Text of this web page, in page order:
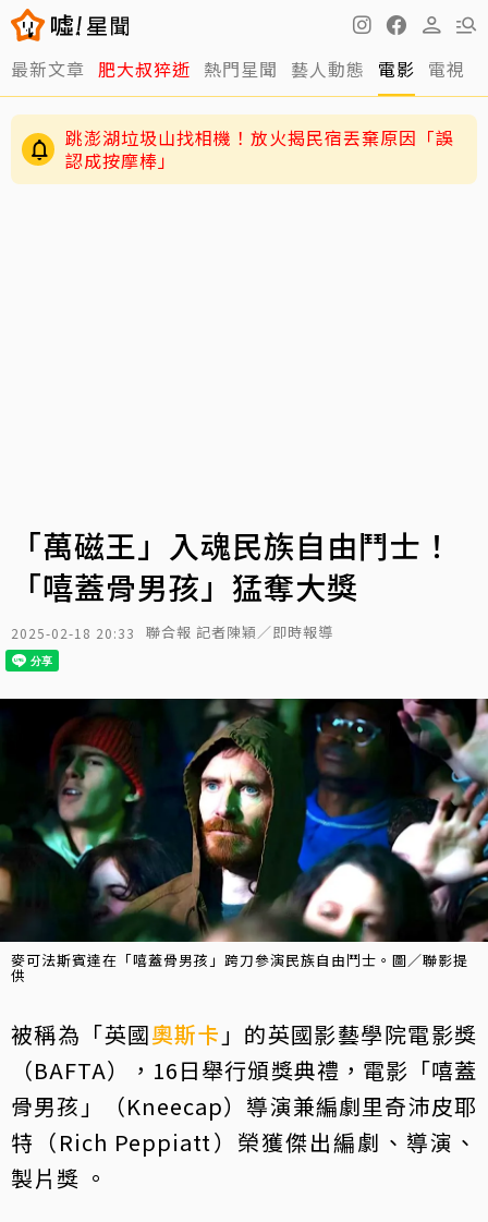
最新文章 肥大叔猝逝 熱門星聞 藝人動態 電影 電視
GD私下反差萌藏不住！霸總遇大聲公秒變乖兒
子、與法師合照掀網暴動
「萬磁王」入魂民族自由鬥士！
「嘻蓋骨男孩」猛奪大獎
2025-02-18 20:33 聯合報 記者陳穎／即時報導
麥可法斯賓達在「嘻蓋骨男孩」跨刀參演民族自由鬥士。圖／聯影提
供
被稱為「英國奧斯卡 」的英國影藝學院電影獎
（BAFTA），16日舉行頒獎典禮，電影「嘻蓋
骨男孩」（Kneecap）導演兼編劇里奇沛皮耶
特（Rich Peppiatt）榮獲傑出編劇、導演、
製片獎 。